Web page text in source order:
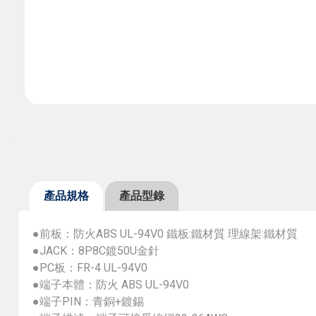
產品規格 產品型錄
●前板：防火ABS UL-94V0 鐵板:鐵材質 理線架:鐵材質
●JACK：8P8C鍍50U金針
●PC板：FR-4 UL-94V0
●端子本體：防火 ABS UL-94V0
●端子PIN：青銅+鍍錫